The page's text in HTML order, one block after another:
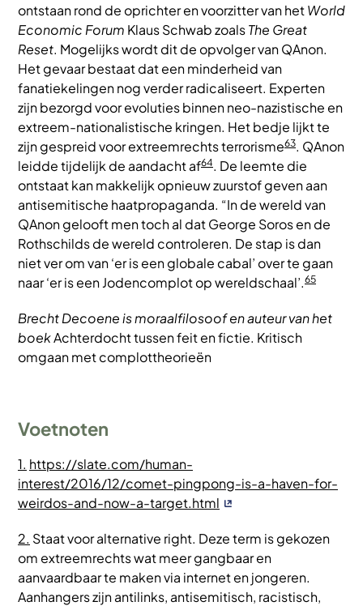
ontstaan rond de oprichter en voorzitter van hetWorld
Economic Forum Klaus Schwab zoalsThe Great
Reset. Mogelijks wordt dit de opvolger van QAnon.
Het gevaar bestaat dat een minderheid van
fanatiekelingen nog verder radicaliseert. Experten
zijn bezorgd voor evoluties binnen neo-nazistische en
extreem-nationalistische kringen. Het bedje lijkt te
zijn gespreid voor extreemrechts terrorisme63. QAnon
leidde tijdelijk de aandacht af64. De leemte die
ontstaat kan makkelijk opnieuw zuurstof geven aan
antisemitische haatpropaganda. “In de wereld van
QAnon gelooft men toch al dat George Soros en de
Rothschilds de wereld controleren. De stap is dan
niet ver om van ‘er is een globale cabal’ over te gaan
naar ‘er is een Jodencomplot op wereldschaal’.65
Brecht Decoene is moraalfilosoof en auteur van het
boekAchterdocht tussen feit en fictie. Kritisch
omgaan met complottheorieën
Voetnoten
1. https://slate.com/human-
interest/2016/12/comet-pingpong-is-a-haven-for-
weirdos-and-now-a-target.html
2. Staat voor alternative right. Deze term is gekozen
om extreemrechts wat meer gangbaar en
aanvaardbaar te maken via internet en jongeren.
Aanhangers zijn antilinks, antisemitisch, racistisch,